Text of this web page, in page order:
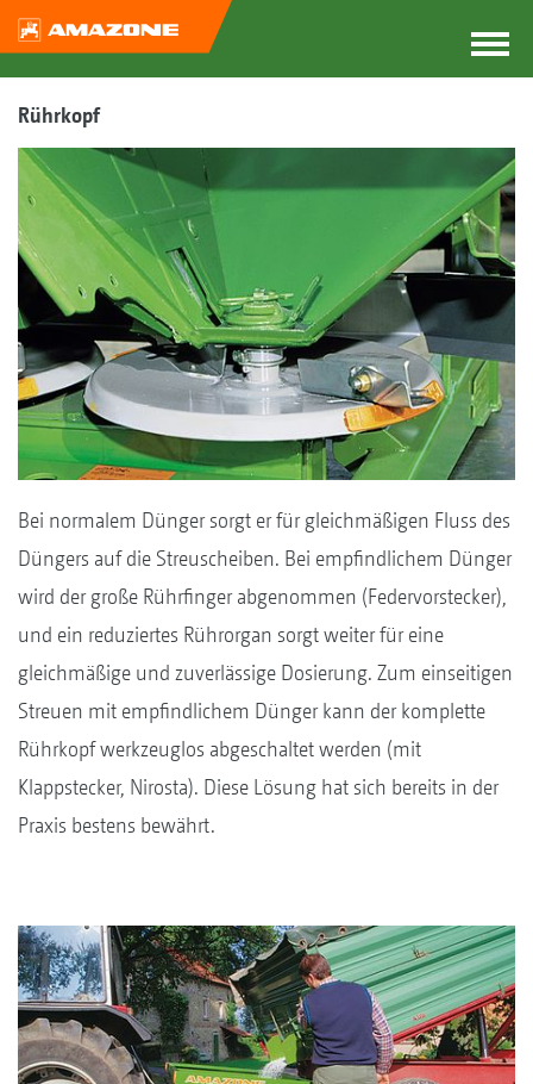
Rührkopf
Bei normalem Dünger sorgt er für gleichmäßigen Fluss des
Düngers auf die Streuscheiben. Bei empfindlichem Dünger
wird der große Rührfinger abgenommen (Federvorstecker),
und ein reduziertes Rührorgan sorgt weiter für eine
gleichmäßige und zuverlässige Dosierung. Zum einseitigen
Streuen mit empfindlichem Dünger kann der komplette
Rührkopf werkzeuglos abgeschaltet werden (mit
Klappstecker, Nirosta). Diese Lösung hat sich bereits in der
Praxis bestens bewährt.